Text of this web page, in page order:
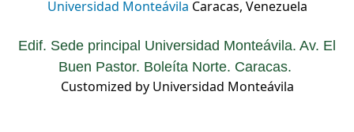
Universidad Monteávila Caracas, Venezuela
Edif. Sede principal Universidad Monteávila. Av. El
Buen Pastor. Boleíta Norte. Caracas.
Customized by Universidad Monteávila